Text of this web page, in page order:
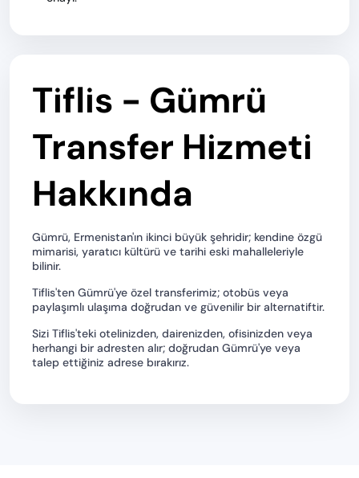
Tiflis - Gümrü
Transfer Hizmeti
Hakkında
Gümrü, Ermenistan'ın ikinci büyük şehridir; kendine özgü
mimarisi, yaratıcı kültürü ve tarihi eski mahalleleriyle
bilinir.
Tiflis'ten Gümrü'ye özel transferimiz; otobüs veya
paylaşımlı ulaşıma doğrudan ve güvenilir bir alternatiftir.
Sizi Tiflis'teki otelinizden, dairenizden, ofisinizden veya
herhangi bir adresten alır; doğrudan Gümrü'ye veya
talep ettiğiniz adrese bırakırız.